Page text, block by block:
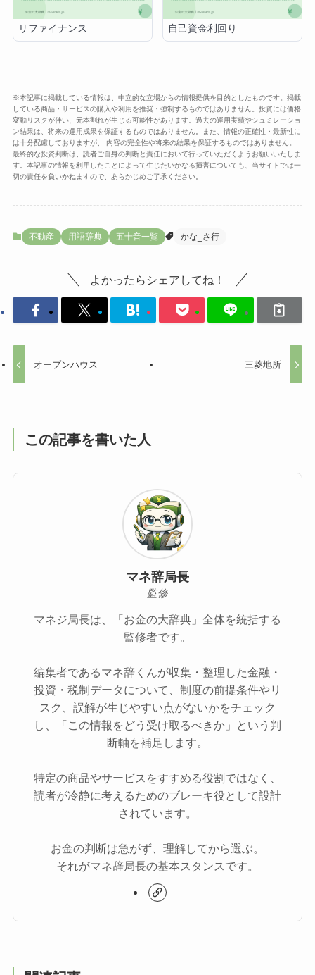
リファイナンス 自己資金利回り
※本記事に掲載している情報は、中立的な立場からの情報提供を目的としたものです。掲載
している商品・サービスの購入や利用を推奨・強制するものではありません。投資には価格
変動リスクが伴い、元本割れが生じる可能性があります。過去の運用実績やシュミレーショ
ン結果は、将来の運用成果を保証するものではありません。また、情報の正確性・最新性に
は十分配慮しておりますが、 内容の完全性や将来の結果を保証するものではありません。
最終的な投資判断は、読者ご自身の判断と責任において行っていただくようお願いいたしま
す。本記事の情報を利用したことによって生じたいかなる損害についても、当サイトでは一
切の責任を負いかねますので、あらかじめご了承ください。
不動産 用語辞典 五十音一覧 かな_さ行
よかったらシェアしてね！
オープンハウス 三菱地所
この記事を書いた人
マネ辞局長
監修
マネジ局長は、「お金の大辞典」全体を統括する
監修者です。
編集者であるマネ辞くんが収集・整理した金融・
投資・税制データについて、制度の前提条件やリ
スク、誤解が生じやすい点がないかをチェック
し、「この情報をどう受け取るべきか」という判
断軸を補足します。
特定の商品やサービスをすすめる役割ではなく、
読者が冷静に考えるためのブレーキ役として設計
されています。
お金の判断は急がず、理解してから選ぶ。
それがマネ辞局長の基本スタンスです。